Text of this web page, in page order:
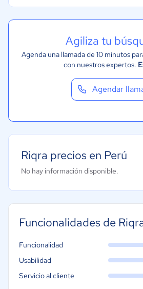
Agiliza tu
Agenda una llamada de 10 minutos
con nuestros expertos.
Agendar
Riqra precios en Perú
No hay información disponible.
Funcionalidades de
Funcionalidad
Usabilidad
Servicio al cliente